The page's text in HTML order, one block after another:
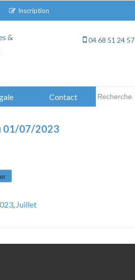
Inscription
&
04 68 51 24 57
Contact
01/07/2023
, Juillet